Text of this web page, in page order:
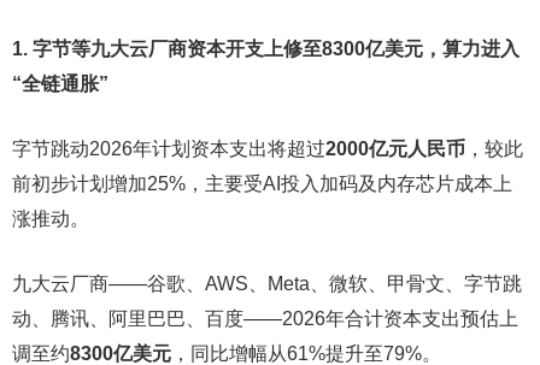
1. 字节等九大云厂商资本开支上修至8300亿美元，算力进入
“全链通胀”
字节跳动2026年计划资本支出将超过2000亿元人民币 ，较此
前初步计划增加25%，主要受AI投入加码及内存芯片成本上
涨推动。
九大云厂商——谷歌、AWS、Meta、微软、甲骨文、字节跳
动、腾讯、阿里巴巴、百度——2026年合计资本支出预估上
调至约8300亿美元 ，同比增幅从61%提升至79%。